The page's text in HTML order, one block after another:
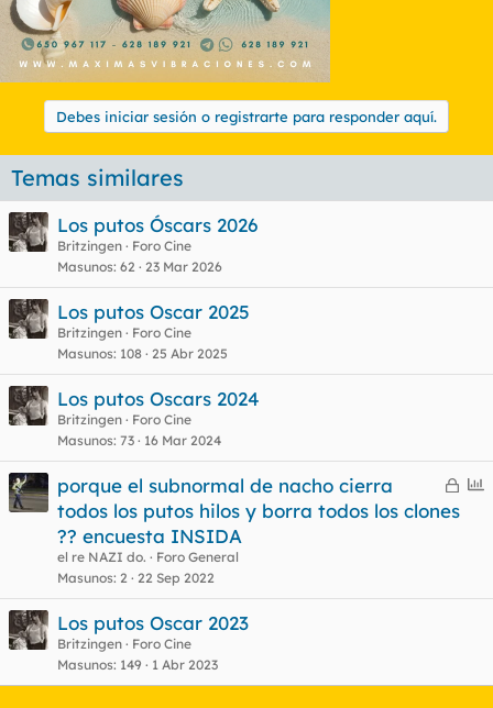
Debes iniciar sesión o registrarte para responder aquí.
Temas similares
Los putos Óscars 2026
Britzingen
Foro Cine
Masunos 62 23 Mar 2026
Los putos Oscar 2025
Britzingen
Foro Cine
Masunos 108 25 Abr 2025
Los putos Oscars 2024
Britzingen
Foro Cine
Masunos 73 16 Mar 2024
C
e
d
E
s
porque el subnormal de nacho cierra
todos los putos hilos y borra todos los clones
?? encuesta INSIDA
el re NAZI do.
Foro General
Masunos 2 22 Sep 2022
Los putos Oscar 2023
Britzingen
Foro Cine
Masunos 149 1 Abr 2023